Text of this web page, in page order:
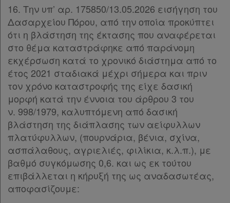
16. Την υπ’ αρ. 175850/13.05.2026 εισήγηση του
Δασαρχείου Πόρου, από την οποία προκύπτει
ότι η βλάστηση της έκτασης που αναφέρεται
στο θέμα καταστράφηκε από παράνομη
εκχέρσωση κατά το χρονικό διάστημα από το
έτος 2021 σταδιακά μέχρι σήμερα και πριν
τον χρόνο καταστροφής της είχε δασική
μορφή κατά την έννοια του άρθρου 3 του
ν. 998/1979, καλυπτόμενη από δασική
βλάστηση της διάπλασης των αείφυλλων
πλατύφυλλων, (πουρνάρια, βένια, σχίνα,
ασπάλαθους, αγριελιές, φιλίκια, κ.λ.π.), με
βαθμό συγκόμωσης 0,6. και ως εκ τούτου
επιβάλλεται η κήρυξή της ως αναδασωτέας,
αποφασίζουμε: